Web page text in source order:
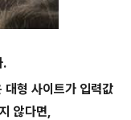
.
형 사이트가 입력값
않다면,